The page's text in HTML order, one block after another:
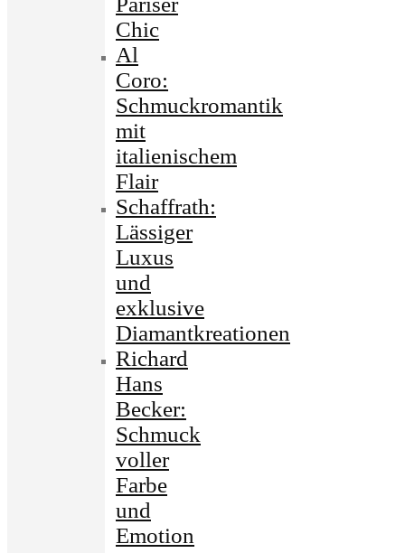
Chic
Al
Coro:
Schmuckromantik
mit
italienischem
Flair
Schaffrath:
Lässiger
Luxus
und
exklusive
Diamantkreationen
Richard
Hans
Becker:
Schmuck
voller
Farbe
und
Emotion